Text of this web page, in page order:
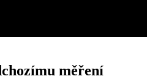
měření